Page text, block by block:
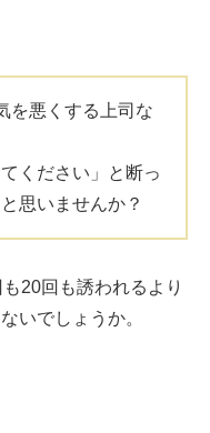
を悪くする上司な
ください」と断っ
思いませんか？
20回も誘われるより
いでしょうか。